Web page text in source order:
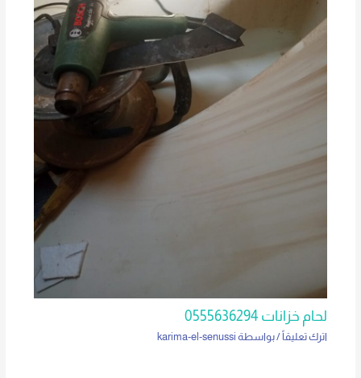
لحام خزانات 0555636294
اترك تعليقاً/ بواسطة karima-el-senussi